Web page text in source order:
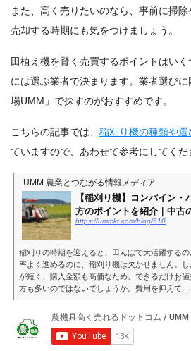
また、高く売りたいのなら、事前に掃除
売却する時期にも気をつけましょう。
田植え機を賢く売買するポイントはい
には選ぶ業者で決まります。業者選び
場UMM」で探すのがおすすめです。
こちらの記事では、 稲刈り機の種類や選
ていますので、あわせて参考にしてくだ
UMM 農業とつながる情報メディア
【稲刈り機】コンバイン
方のポイントを紹介｜中古
https://ummkt.com/blog/610
稲刈りの時期を迎えると、田んぼで大活躍する
率よく進めるのに、稲刈り機は欠かせません。
が短く、購入金額も高価なため、できるだけお
方も多いのではないでしょうか。費用を抑えて...